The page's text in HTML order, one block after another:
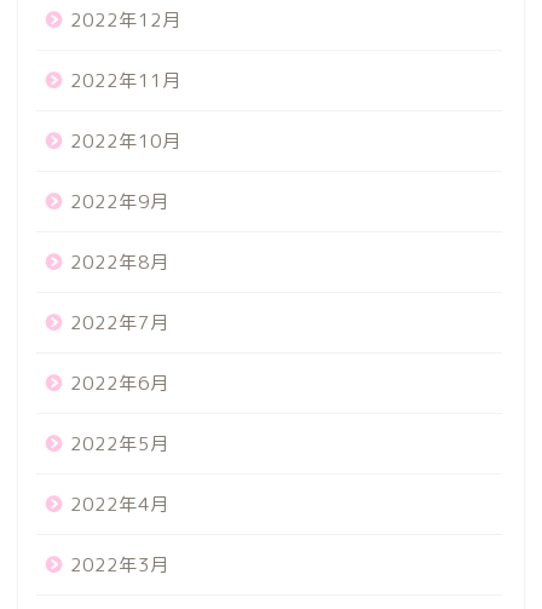
2022年12月
2022年11月
2022年10月
2022年9月
2022年8月
2022年7月
2022年6月
2022年5月
2022年4月
2022年3月